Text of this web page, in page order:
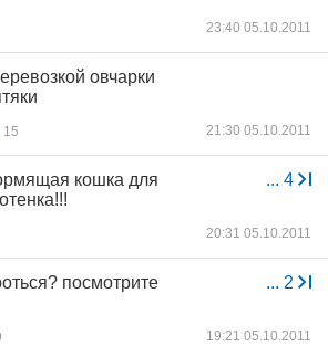
23:40 05.10.2011
овчарки
15 21:30 05.10.2011
... 4
кошка для
20:31 05.10.2011
... 2
посмотрите
19:21 05.10.2011